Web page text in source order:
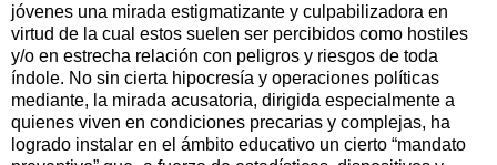
jóvenes una mirada estigmatizante y culpabilizadora en
virtud de la cual estos suelen ser percibidos como hostiles
y/o en estrecha relación con peligros y riesgos de toda
índole. No sin cierta hipocresía y operaciones políticas
mediante, la mirada acusatoria, dirigida especialmente a
quienes viven en condiciones precarias y complejas, ha
logrado instalar en el ámbito educativo un cierto “mandato